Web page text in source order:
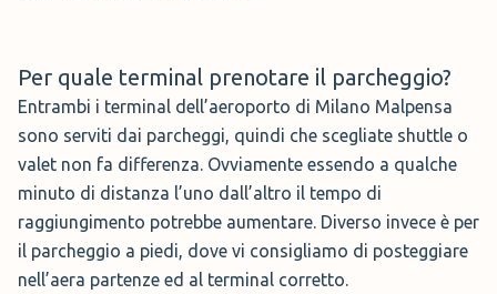
Per quale terminal prenotare il parcheggio?
Entrambi i terminal dell’aeroporto di Milano Malpensa
sono serviti dai parcheggi, quindi che scegliate shuttle o
valet non fa differenza. Ovviamente essendo a qualche
minuto di distanza l’uno dall’altro il tempo di
raggiungimento potrebbe aumentare. Diverso invece è per
il parcheggio a piedi, dove vi consigliamo di posteggiare
nell’aera partenze ed al terminal corretto.